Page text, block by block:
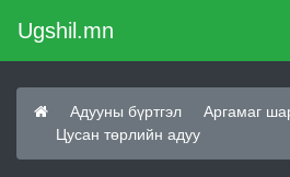
Ugshil.mn
Адууны бүртгэл
Аргамаг
Цусан төрлийн адуу